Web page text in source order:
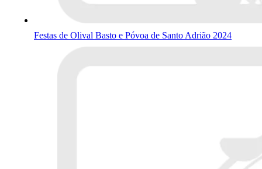
Festas de Olival Basto e Póvoa de Santo Adrião 2024